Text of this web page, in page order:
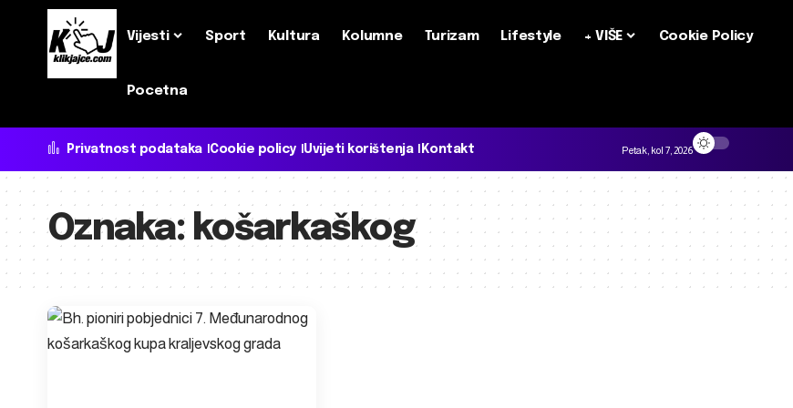
Vijesti Sport Kultura Kolumne Turizam Lifestyle + VIŠE Cookie Policy
Pocetna
Privatnost podataka Cookie policy Uvijeti korištenja Kontakt Petak, kol 7, 2026
Oznaka: košarkaškog